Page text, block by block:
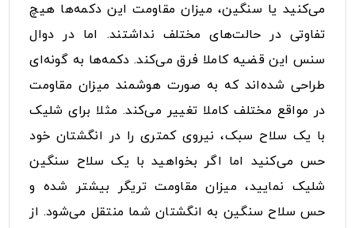
می‌کنید یا سنگین، میزان مقاومت این دکمه‌ها هیچ
تفاوتی در حالت‌های مختلف نداشتند. اما در دوال
سنس این قضیه کاملا فرق می‌کند. دکمه‌ها به گونه‌ای
طراحی شده‌اند که به صورت هوشمند میزان مقاومت
در مواقع مختلف کاملا تغییر می‌کند. مثلا برای شلیک
با یک سلاح سبک، نیروی کمتری را در انگشتان خود
حس می‌کنید اما اگر بخواهید با یک سلاح سنگین
شلیک نمایید، میزان مقاومت تریگر بیشتر شده و
حس سلاح سنگین به انگشتان شما منتقل می‌شود. از